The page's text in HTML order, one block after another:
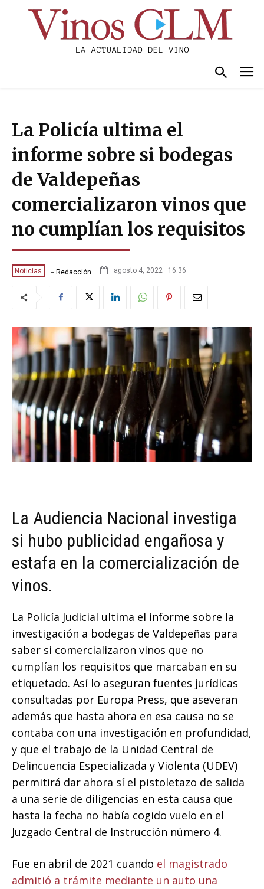
La Policía ultima el
informe sobre si bodegas
de Valdepeñas
comercializaron vinos que
no cumplían los requisitos
Noticias - Redacción agosto 4, 2022 · 16:36
La Audiencia Nacional investiga
si hubo publicidad engañosa y
estafa en la comercialización de
vinos.
La Policía Judicial ultima el informe sobre la
investigación a bodegas de Valdepeñas para
saber si comercializaron vinos que no
cumplían los requisitos que marcaban en su
etiquetado. Así lo aseguran fuentes jurídicas
consultadas por Europa Press, que aseveran
además que hasta ahora en esa causa no se
contaba con una investigación en profundidad,
y que el trabajo de la Unidad Central de
Delincuencia Especializada y Violenta (UDEV)
permitirá dar ahora sí el pistoletazo de salida
a una serie de diligencias en esta causa que
hasta la fecha no había cogido vuelo en el
Juzgado Central de Instrucción número 4.
Fue en abril de 2021 cuando el magistrado
admitió a trámite mediante un auto una